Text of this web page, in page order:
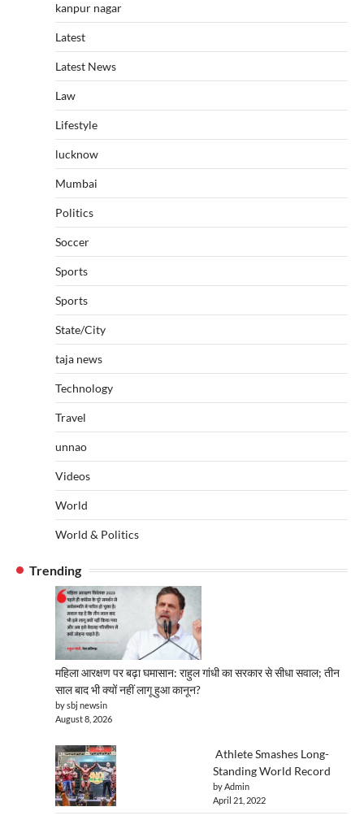
kanpur nagar
Latest
Latest News
Law
Lifestyle
lucknow
Mumbai
Politics
Soccer
Sports
Sports
State/City
taja news
Technology
Travel
unnao
Videos
World
World & Politics
Trending
महिला आरक्षण पर बढ़ा घमासान: राहुल गांधी का सरकार से सीधा सवाल; तीन
साल बाद भी क्यों नहीं लागू हुआ कानून?
by sbj newsin
August 8, 2026
Athlete Smashes Long-
Standing World Record
by Admin
April 21, 2022